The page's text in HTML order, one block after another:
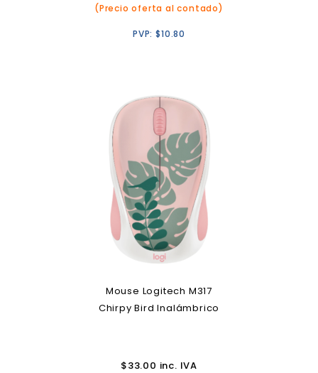
(Precio oferta al contado)
PVP:$10.80
Mouse Logitech M317
Chirpy Bird Inalámbrico
$33.00 inc. IVA